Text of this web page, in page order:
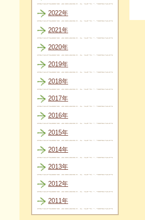
2022年
2021年
2020年
2019年
2018年
2017年
2016年
2015年
2014年
2013年
2012年
2011年